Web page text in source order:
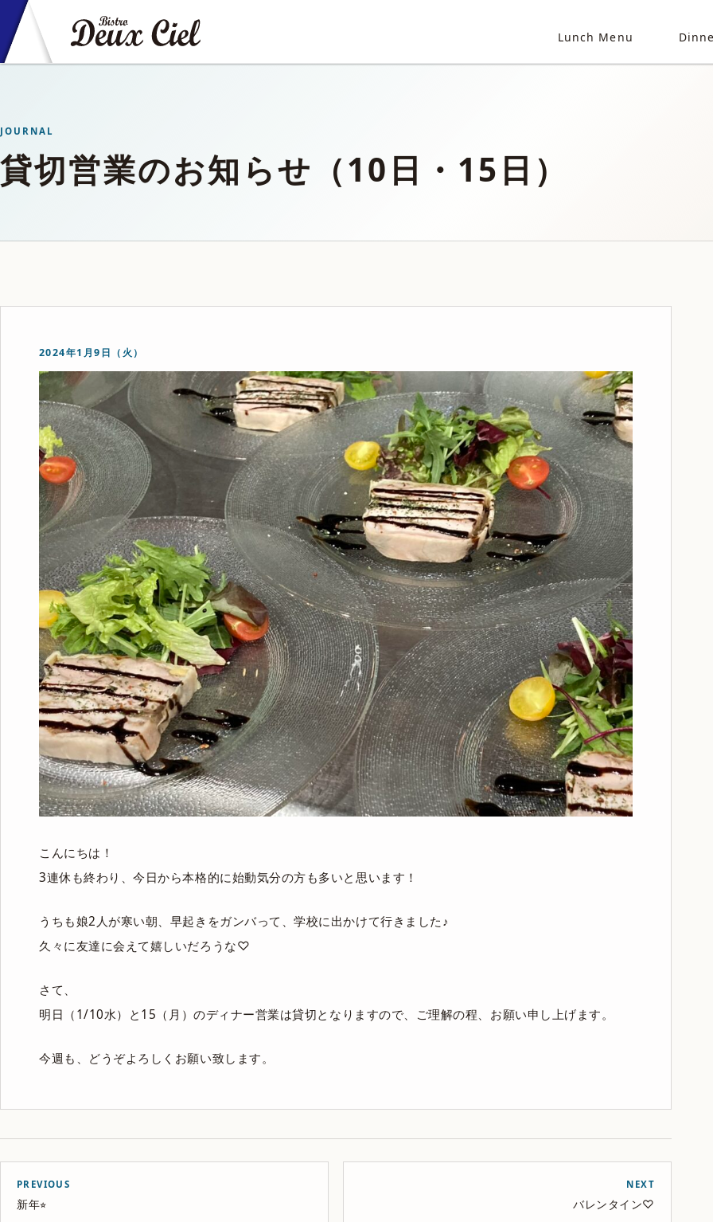
Lunch Menu
JOURNAL
貸切営業のお知らせ（10日・15日）
2024年1月9日（火）
こんにちは！
3連休も終わり、今日から本格的に始動気分の方も多いと思います！
うちも娘2人が寒い朝、早起きをガンバって、学校に出かけて行きました♪
久々に友達に会えて嬉しいだろうな♡
さて、
明日（1/10水）と15（月）のディナー営業は貸切となりますので、ご理解の程、お願い申し上げます。
今週も、どうぞよろしくお願い致します。
PREVIOUS
新年⭐︎
NEXT
バレンタイン♡